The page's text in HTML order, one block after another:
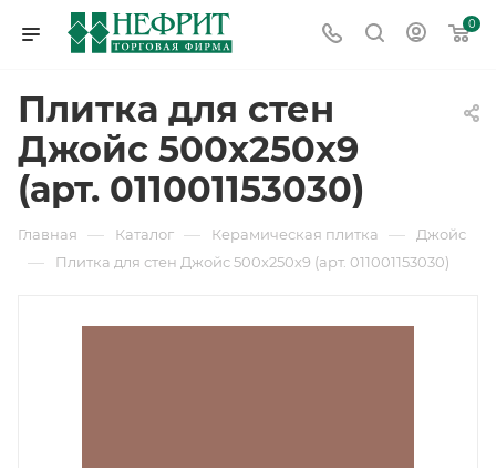
0
Плитка для стен
Джойс 500х250х9
(арт. 011001153030)
Главная — Каталог — Керамическая плитка — Джойс
— Плитка для стен Джойс 500х250х9 (арт. 011001153030)